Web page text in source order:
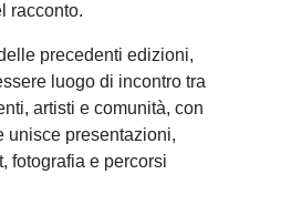
racconto.
precedenti edizioni,
luogo di incontro tra
artisti e comunità, con
unisce presentazioni,
fotografia e percorsi